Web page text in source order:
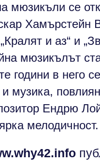
мюзикъли се
Хамърстейн
и аз“ и
мюзикълът
години в него
музика,
Ендрю
мелодичност.